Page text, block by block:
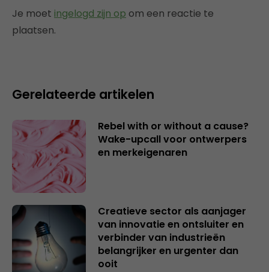
Je moet ingelogd zijn op om een reactie te
plaatsen.
Gerelateerde artikelen
Rebel with or without a cause?
Wake-upcall voor ontwerpers
en merkeigenaren
Creatieve sector als aanjager
van innovatie en ontsluiter en
verbinder van industrieën
belangrijker en urgenter dan
ooit